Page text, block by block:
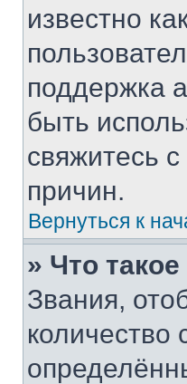
известно
поддержка
быть
свяжитесь
причин.
Вернуться к
» Что
Звания,